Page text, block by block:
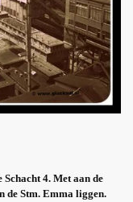
4. Met aan de
de Stm. Emma liggen.